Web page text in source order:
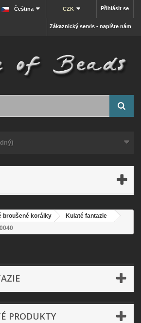
Přihlásit se
CZK
Čeština
Zákaznický servis - napište nám
broušené korálky
Kulaté fantazie
PRODUKTY